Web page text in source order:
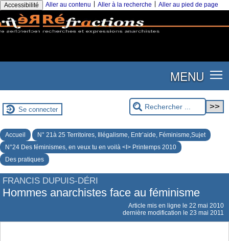
Accessibilité Aller au contenu Aller à la recherche Aller au pied de page
MENU
Se connecter
Accueil
N° 21à 25 Territoires, Illégalisme, Entr’aide, Féminisme,Sujet
N°24 Des féminismes, en veux tu en voilà <I> Printemps 2010
Des pratiques
FRANCIS DUPUIS-DÉRI
Hommes anarchistes face au féminisme
Article mis en ligne le 22 mai 2010
dernière modification le 23 mai 2011